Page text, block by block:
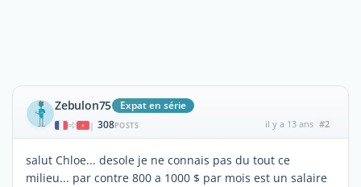
Zebulon75 Expat en série
| 308POSTS il y a 13 ans #2
salut Chloe... desole je ne connais pas du tout ce
milieu... par contre 800 a 1000 $ par mois est un salaire